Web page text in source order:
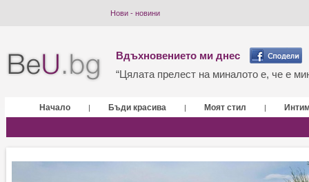
Нови - новини
Вдъхновението ми днес
“Цялата прелест на миналото е, че е
Начало | Бъди красива | Моят стил |